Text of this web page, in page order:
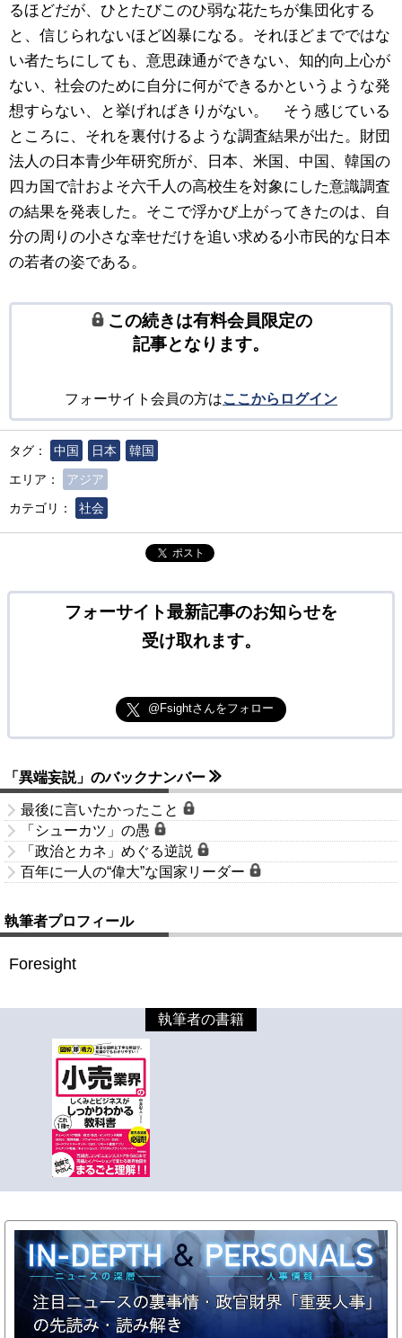
るほどだが、ひとたびこのひ弱な花たちが集団化する
と、信じられないほど凶暴になる。それほどまでではな
い者たちにしても、意思疎通ができない、知的向上心が
ない、社会のために自分に何ができるかというような発
想すらない、と挙げればきりがない。 そう感じている
ところに、それを裏付けるような調査結果が出た。財団
法人の日本青少年研究所が、日本、米国、中国、韓国の
四カ国で計およそ六千人の高校生を対象にした意識調査
の結果を発表した。そこで浮かび上がってきたのは、自
分の周りの小さな幸せだけを追い求める小市民的な日本
の若者の姿である。
この続きは有料会員限定の
記事となります。
フォーサイト会員の方はここからログイン
タグ： 中国 日本
韓国
エリア：
アジア
カテゴリ：
社会
ポスト
フォーサイト最新記事のお知らせを
受け取れます。
@Fsightさんをフォロー
「異端妄説」のバックナンバー
最後に言いたかったこと
「シューカツ」の愚
「政治とカネ」めぐる逆説
百年に一人の“偉大”な国家リーダー
執筆者プロフィール
Foresight
執筆者の書籍